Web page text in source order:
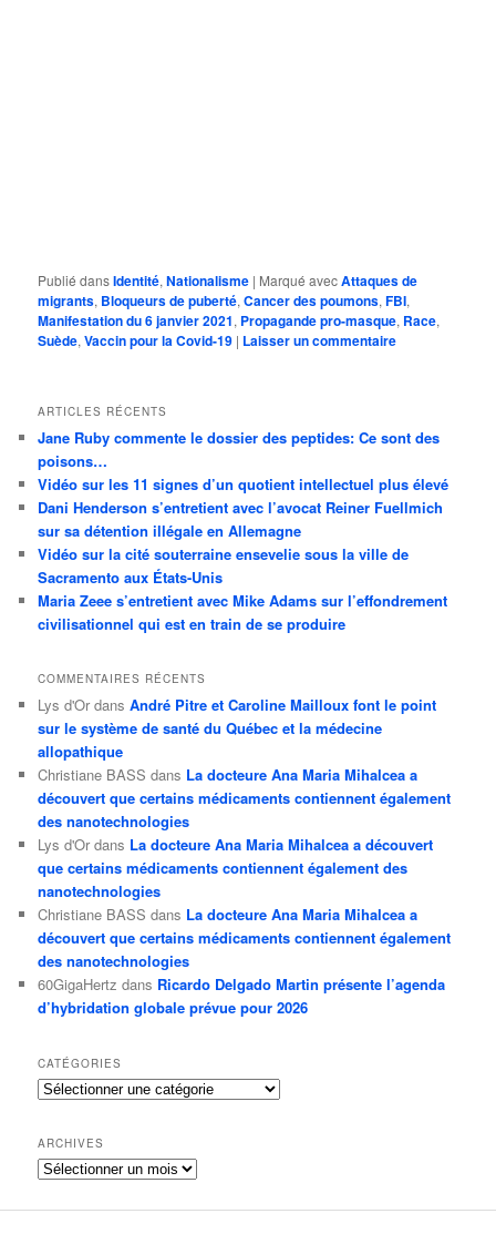
Publié dansIdentité,Nationalisme | Marqué avecAttaques de
migrants, Bloqueurs de puberté,Cancer des poumons,FBI,
Manifestation du 6 janvier 2021, Propagande pro-masque, Race,
Suède,Vaccin pour la Covid-19 | Laisser un commentaire
ARTICLES RÉCENTS
Jane Ruby commente le dossier des peptides: Ce sont des
poisons…
Vidéo sur les 11 signes d’un quotient intellectuel plus élevé
Dani Henderson s’entretient avec l’avocat Reiner Fuellmich
sur sa détention illégale en Allemagne
Vidéo sur la cité souterraine ensevelie sous la ville de
Sacramento aux États-Unis
Maria Zeee s’entretient avec Mike Adams sur l’effondrement
civilisationnel qui est en train de se produire
COMMENTAIRES RÉCENTS
Lys d'Or dansAndré Pitre et Caroline Mailloux font le point
sur le système de santé du Québec et la médecine
allopathique
Christiane BASS dans La docteure Ana Maria Mihalcea a
découvert que certains médicaments contiennent également
des nanotechnologies
Lys d'Or dans La docteure Ana Maria Mihalcea a découvert
que certains médicaments contiennent également des
nanotechnologies
Christiane BASS dans La docteure Ana Maria Mihalcea a
découvert que certains médicaments contiennent également
des nanotechnologies
60GigaHertz dans Ricardo Delgado Martin présente l’agenda
d’hybridation globale prévue pour 2026
CATÉGORIES
Catégories
ARCHIVES
Archives